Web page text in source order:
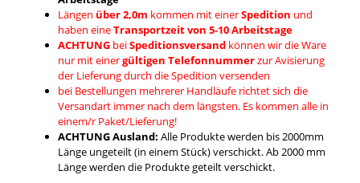
Längen über 2,0m kommen mit einerSpedition und
haben eineTransportzeit von 5-10 Arbeitstage
ACHTUNGbeiSpeditionsversandkönnen wir die Ware
nur mit einergültigen Telefonnummerzur Avisierung
der Lieferung durch die Spedition versenden
bei Bestellungen mehrerer Handläufe richtet sich die
Versandart immer nach dem längsten. Es kommen alle in
einem/r Paket/Lieferung!
ACHTUNG Ausland: Alle Produkte werden bis 2000mm
Länge ungeteilt (in einem Stück) verschickt. Ab 2000 mm
Länge werden die Produkte geteilt verschickt.